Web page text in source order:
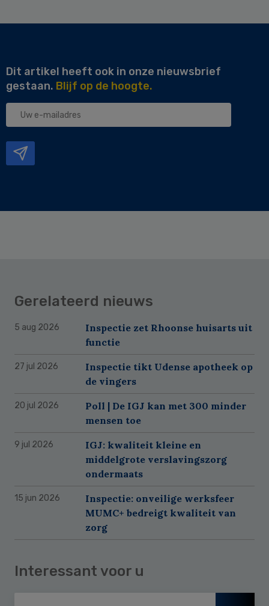
Dit artikel heeft ook in onze nieuwsbrief
gestaan. Blijf op de hoogte.
Uw
Gerelateerd nieuws
5 aug 2026
Inspectie zet Rhoonse huisarts uit
functie
27 jul 2026
Inspectie tikt Udense apotheek op
de vingers
20 jul 2026
Poll | De IGJ kan met 300 minder
mensen toe
9 jul 2026
IGJ: kwaliteit kleine en
middelgrote verslavingszorg
ondermaats
15 jun 2026
Inspectie: onveilige werksfeer
MUMC+ bedreigt kwaliteit van
zorg
Interessant voor u